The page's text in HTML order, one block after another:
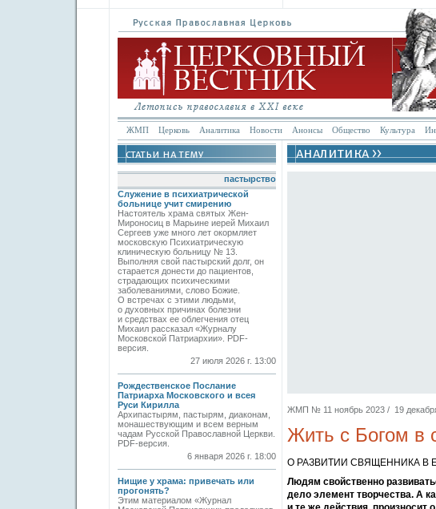
ЖМП Церковь Аналитика Новости Анонсы Общество Культура
пастырство
Служение в психиатрической
больнице учит смирению
Настоятель храма святых Жен-
Мироносиц в Марьине иерей Михаил
Сергеев уже много лет окормляет
московскую Психиатрическую
клиническую больницу № 13.
Выполняя свой пастырский долг, он
старается донести до пациентов,
страдающих психическими
заболеваниями, слово Божие.
О встречах с этими людьми,
о духовных причинах болезни
и средствах ее облегчения отец
Михаил рассказал «Журналу
Московской Патриархии». PDF-
версия.
27 июля 2026 г. 13:00
Рождественское Послание
Патриарха Московского и всея
Руси Кирилла
Архипастырям, пастырям, диаконам,
монашествующим и всем верным
чадам Русской Православной Церкви.
PDF-версия.
6 января 2026 г. 18:00
Нищие у храма: привечать или
прогонять?
Этим материалом «Журнал
ЖМП № 11 ноябрь 2023 / 19
Жить с Богом в
О РАЗВИТИИ СВЯЩЕННИКА В
Людям свойственно
дело элемент творчества. А